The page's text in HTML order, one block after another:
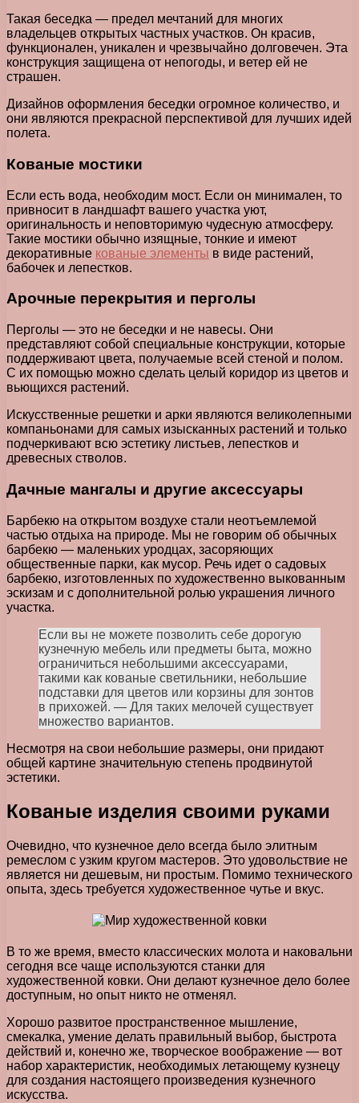
Такая беседка — предел мечтаний для многих
владельцев открытых частных участков. Он красив,
функционален, уникален и чрезвычайно долговечен. Эта
конструкция защищена от непогоды, и ветер ей не
страшен.
Дизайнов оформления беседки огромное количество, и
они являются прекрасной перспективой для лучших идей
полета.
Кованые мостики
Если есть вода, необходим мост. Если он минимален, то
привносит в ландшафт вашего участка уют,
оригинальность и неповторимую чудесную атмосферу.
Такие мостики обычно изящные, тонкие и имеют
декоративные кованые элементы в виде растений,
бабочек и лепестков.
Арочные перекрытия и перголы
Перголы — это не беседки и не навесы. Они
представляют собой специальные конструкции, которые
поддерживают цвета, получаемые всей стеной и полом.
С их помощью можно сделать целый коридор из цветов и
вьющихся растений.
Искусственные решетки и арки являются великолепными
компаньонами для самых изысканных растений и только
подчеркивают всю эстетику листьев, лепестков и
древесных стволов.
Дачные мангалы и другие аксессуары
Барбекю на открытом воздухе стали неотъемлемой
частью отдыха на природе. Мы не говорим об обычных
барбекю — маленьких уродцах, засоряющих
общественные парки, как мусор. Речь идет о садовых
барбекю, изготовленных по художественно выкованным
эскизам и с дополнительной ролью украшения личного
участка.
Если вы не можете позволить себе дорогую
кузнечную мебель или предметы быта, можно
ограничиться небольшими аксессуарами,
такими как кованые светильники, небольшие
подставки для цветов или корзины для зонтов
в прихожей. — Для таких мелочей существует
множество вариантов.
Несмотря на свои небольшие размеры, они придают
общей картине значительную степень продвинутой
эстетики.
Кованые изделия своими руками
Очевидно, что кузнечное дело всегда было элитным
ремеслом с узким кругом мастеров. Это удовольствие не
является ни дешевым, ни простым. Помимо технического
опыта, здесь требуется художественное чутье и вкус.
В то же время, вместо классических молота и наковальни
сегодня все чаще используются станки для
художественной ковки. Они делают кузнечное дело более
доступным, но опыт никто не отменял.
Хорошо развитое пространственное мышление,
смекалка, умение делать правильный выбор, быстрота
действий и, конечно же, творческое воображение — вот
набор характеристик, необходимых летающему кузнецу
для создания настоящего произведения кузнечного
искусства.